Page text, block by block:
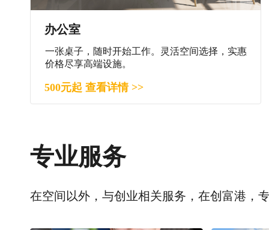
办公室
一张桌子，随时开始工作。灵活空间选择，实惠
价格尽享高端设施。
500元起 查看详情 >>
专业服务
在空间以外，与创业相关服务，在创富港，